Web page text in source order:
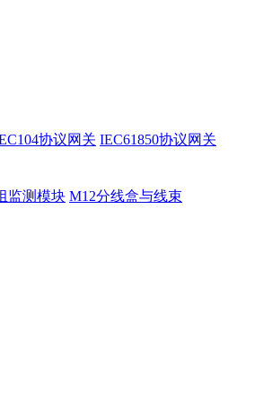
协议网关 IEC61850协议网关
监测模块 M12分线盒与线束